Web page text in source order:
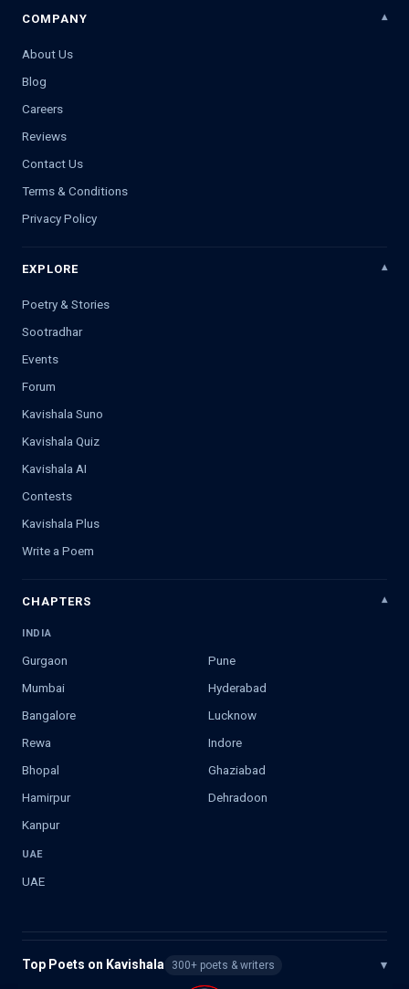
COMPANY
About Us
Blog
Careers
Reviews
Contact Us
Terms & Conditions
Privacy Policy
EXPLORE
Poetry & Stories
Sootradhar
Events
Forum
Kavishala Suno
Kavishala Quiz
Kavishala AI
Contests
Kavishala Plus
Write a Poem
CHAPTERS
INDIA
Gurgaon
Pune
Mumbai
Hyderabad
Bangalore
Lucknow
Rewa
Indore
Bhopal
Ghaziabad
Hamirpur
Dehradoon
Kanpur
UAE
UAE
Top Poets on Kavishala 300+ poets & writers ▾